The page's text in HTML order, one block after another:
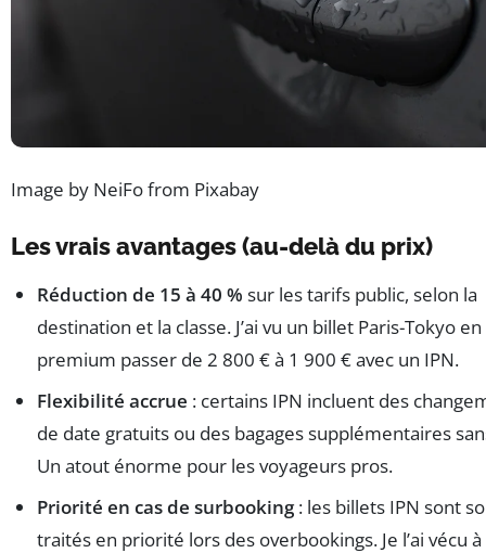
Image by NeiFo from Pixabay
Les vrais avantages (au-delà du prix)
Réduction de 15 à 40 % sur les tarifs public, selon la
destination et la classe. J’ai vu un billet Paris-Tokyo en
premium passer de 2 800 € à 1 900 € avec un IPN.
Flexibilité accrue : certains IPN incluent des
de date gratuits ou des bagages supplémentaires
Un atout énorme pour les voyageurs pros.
Priorité en cas de surbooking: les billets IPN sont
traités en priorité lors des overbookings. Je l’ai vécu à